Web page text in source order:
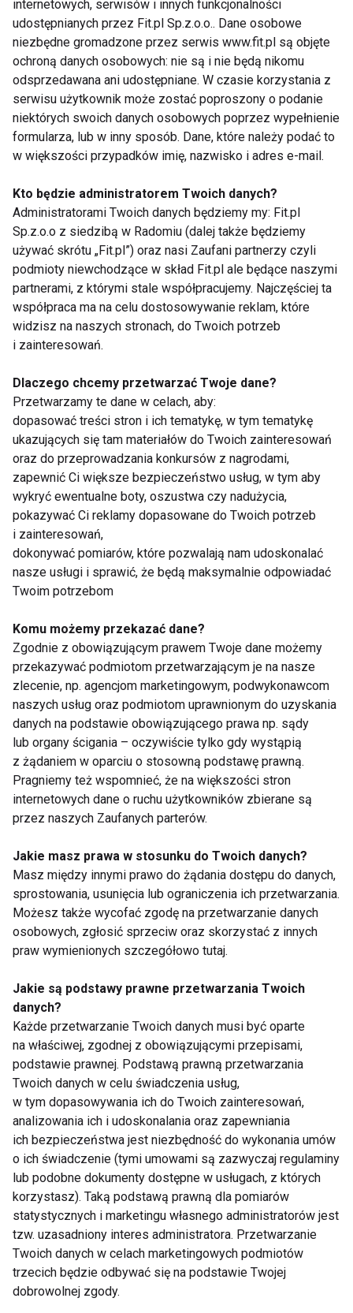
Zmiany dotyczą nie tylko aktywności fizycznej.
Pojawienie się dziecka często wpływa również na
sposób odżywiania.
Rodzice coraz częściej zwracają uwagę na jakość
produktów trafiających na stół. Ograniczają fast
foody, słodkie napoje i wysoko przetworzoną
pełnoziarniste produkty zbożowe oraz wartościowe
źródła białka.
Co ciekawe, korzyści odczuwa cała rodzina.
Zdrowsze posiłki oznaczają lepsze samopoczucie,
więcej energii i budowanie dobrych nawyków
żywieniowych od najmłodszych lat.
na stres
Ojcostwo to ogromna radość, ale również
odpowiedzialność. Codzienne obowiązki, praca
zawodowa i troska o rodzinę mogą powodować
zmęczenie oraz napięcie psychiczne.
Regularny ruch pomaga skutecznie radzić sobie ze
stresem. Podczas wysiłku organizm produkuje
endorfiny, które poprawiają nastrój i wspierają
zdrowie psychiczne.
Nie trzeba od razu przygotowywać się do maratonu.
Nawet 30 minut aktywności kilka razy w tygodniu
może przynieść zauważalne korzyści.
Jak znaleźć czas na ruch?
To jedno z najczęściej zadawanych pytań przez
młodych ojców.
Kluczem jest elastyczność i rezygnacja z myślenia
wykonania godzinnego treningu, warto wykorzystać
krótsze okazje do ruchu.
Dobrym rozwiązaniem są:
spacery z dzieckiem,
jazda na rowerze z rodziną,
trening w domu,
aktywne zabawy na placu zabaw,
wspólne wycieczki weekendowe.
Każda forma ruchu ma znaczenie.
Zdrowy tata to szczęśliwsza
rodzina
Ojcostwo zmienia wiele aspektów życia, także
podejście do zdrowia. Dla wielu mężczyzn staje się
motywacją do większej troski o siebie, regularnej
aktywności fizycznej i zdrowszego stylu życia.
internetowych, serwisów i innych funkcjonalności
udostępnianych przez Fit.pl Sp.z.o.o.. Dane osobowe
niezbędne gromadzone przez serwis www.fit.pl są objęte
ochroną danych osobowych: nie są i nie będą nikomu
odsprzedawana ani udostępniane. W czasie korzystania z
serwisu użytkownik może zostać poproszony o podanie
niektórych swoich danych osobowych poprzez wypełnienie
formularza, lub w inny sposób. Dane, które należy podać to
w większości przypadków imię, nazwisko i adres e-mail.
Kto będzie administratorem Twoich danych?
Administratorami Twoich danych będziemy my: Fit.pl
Sp.z.o.o z siedzibą w Radomiu (dalej także będziemy
używać skrótu „Fit.pl”) oraz nasi Zaufani partnerzy czyli
podmioty niewchodzące w skład Fit.pl ale będące naszymi
partnerami, z którymi stale współpracujemy. Najczęściej ta
współpraca ma na celu dostosowywanie reklam, które
widzisz na naszych stronach, do Twoich potrzeb
i zainteresowań.
Dlaczego chcemy przetwarzać Twoje dane?
Przetwarzamy te dane w celach, aby:
dopasować treści stron i ich tematykę, w tym tematykę
ukazujących się tam materiałów do Twoich zainteresowań
oraz do przeprowadzania konkursów z nagrodami,
zapewnić Ci większe bezpieczeństwo usług, w tym aby
wykryć ewentualne boty, oszustwa czy nadużycia,
pokazywać Ci reklamy dopasowane do Twoich potrzeb
i zainteresowań,
dokonywać pomiarów, które pozwalają nam udoskonalać
nasze usługi i sprawić, że będą maksymalnie odpowiadać
Twoim potrzebom
Komu możemy przekazać dane?
Zgodnie z obowiązującym prawem Twoje dane możemy
przekazywać podmiotom przetwarzającym je na nasze
zlecenie, np. agencjom marketingowym, podwykonawcom
naszych usług oraz podmiotom uprawnionym do uzyskania
danych na podstawie obowiązującego prawa np. sądy
lub organy ścigania – oczywiście tylko gdy wystąpią
z żądaniem w oparciu o stosowną podstawę prawną.
Pragniemy też wspomnieć, że na większości stron
internetowych dane o ruchu użytkowników zbierane są
przez naszych Zaufanych parterów.
Jakie masz prawa w stosunku do Twoich danych?
Masz między innymi prawo do żądania dostępu do danych,
sprostowania, usunięcia lub ograniczenia ich przetwarzania.
Możesz także wycofać zgodę na przetwarzanie danych
osobowych, zgłosić sprzeciw oraz skorzystać z innych
praw wymienionych szczegółowo tutaj.
Jakie są podstawy prawne przetwarzania Twoich
danych?
Każde przetwarzanie Twoich danych musi być oparte
na właściwej, zgodnej z obowiązującymi przepisami,
podstawie prawnej. Podstawą prawną przetwarzania
Twoich danych w celu świadczenia usług,
w tym dopasowywania ich do Twoich zainteresowań,
analizowania ich i udoskonalania oraz zapewniania
ich bezpieczeństwa jest niezbędność do wykonania umów
o ich świadczenie (tymi umowami są zazwyczaj regulaminy
lub podobne dokumenty dostępne w usługach, z których
korzystasz). Taką podstawą prawną dla pomiarów
statystycznych i marketingu własnego administratorów jest
tzw. uzasadniony interes administratora. Przetwarzanie
Twoich danych w celach marketingowych podmiotów
trzecich będzie odbywać się na podstawie Twojej
dobrowolnej zgody.